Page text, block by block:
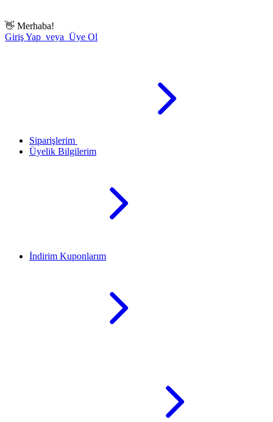
👋 Merhaba!
Giriş Yap veya Üye Ol
Siparişlerim
Üyelik Bilgilerim
İndirim Kuponlarım